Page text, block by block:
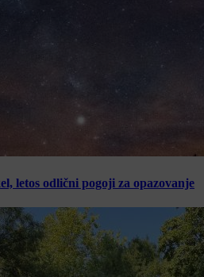
letos odlični pogoji za opazovanje